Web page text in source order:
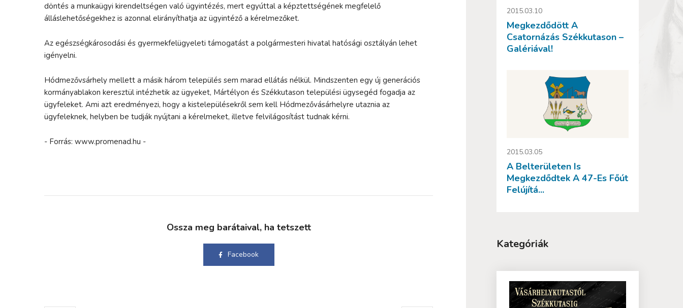
döntés a munkaügyi kirendeltségen való ügyintézés, mert egyúttal a képztettségének megfelelő
álláslehetőségekhez is azonnal elirányíthatja az ügyintéző a kérelmezőket.
Az egészségkárosodási és gyermekfelügyeleti támogatást a polgármesteri hivatal hatósági osztályán lehet
igényelni.
Hódmezővsárhely mellett a másik három település sem marad ellátás nélkül. Mindszenten egy új generációs
kormányablakon keresztül intézhetik az ügyeket, Mártélyon és Székkutason települési ügysegéd fogadja az
ügyfeleket. Ami azt eredményezi, hogy a kistelepülésekről sem kell Hódmezővásárhelyre utaznia az
ügyfeleknek, helyben be tudják nyújtani a kérelmeket, illetve felvilágosítást tudnak kérni.
- Forrás: www.promenad.hu -
Ossza meg barátaival, ha tetszett
Facebook
2015.03.10
Megkezdődött A
Csatornázás Székkutason –
Galériával!
2015.03.05
A Belterületen Is
Megkezdődtek A 47-Es Főút
Felújítá...
Kategóriák